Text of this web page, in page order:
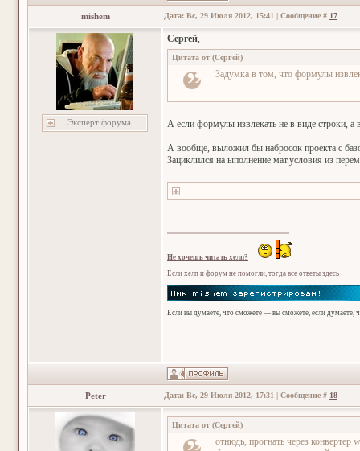
mishem Дата: Вс, 29 Июля 2012, 15:41 | Сообщение # 17
Эксперт форума
Сергей,
Цитата от (Сергей)
Задумка в том, что формулы
А если формулы извлекать не в виде строки,
А вообще, выложил бы набросок проекта с
Зациклился на ыполнение мат.условия из
Не хочешь читать хелп?
Если хелп и форум не помогли, тогда все ответы здесь
Если вы думаете, что сможете — вы сможете, если думаете,
Peter Дата: Вс, 29 Июля 2012, 17:31 | Сообщение # 18
Цитата от (Сергей)
отнюдь, прогнать через конвертер